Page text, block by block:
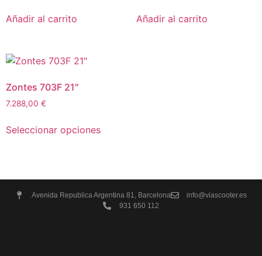
Añadir al carrito Añadir al carrito
Zontes 703F 21″
7.288,00 €
Seleccionar opciones
Avenida Republica Argentina 81, Barcelona
info@viascooter.es
931 650 112